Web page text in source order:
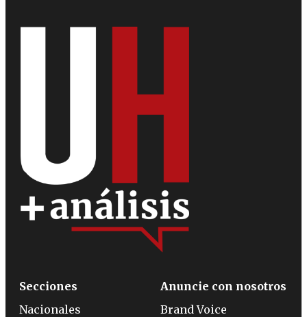
Secciones
Nacionales
Anuncie con nosotros
Brand Voice